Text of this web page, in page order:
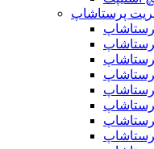
پرستاشاپ